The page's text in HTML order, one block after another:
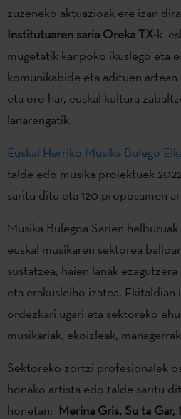
zuzeneko aktuazioak ere izan
Institutuaren saria Oreka TX-k
mugetatik kanpoko ikuslego eta
komunikabide eta adituen artean
eta oro har, euskal kultura
lanarengatik.
Euskal Herriko Musika Bulego
talde edo musika proiektuek
saritu ditu eta 120 proposamen
Musika Bulegoa Sarien
euskal musikaren sektorea
sustatzea, haien lanak
eta erakusleiho izatea.
ordezkari ugari eta sektoreko
musikariak, ekoizleak,
Sektoreko zortzi profesionalek
honako artista edo talde saritu
honetan: Merina Gris, Su ta